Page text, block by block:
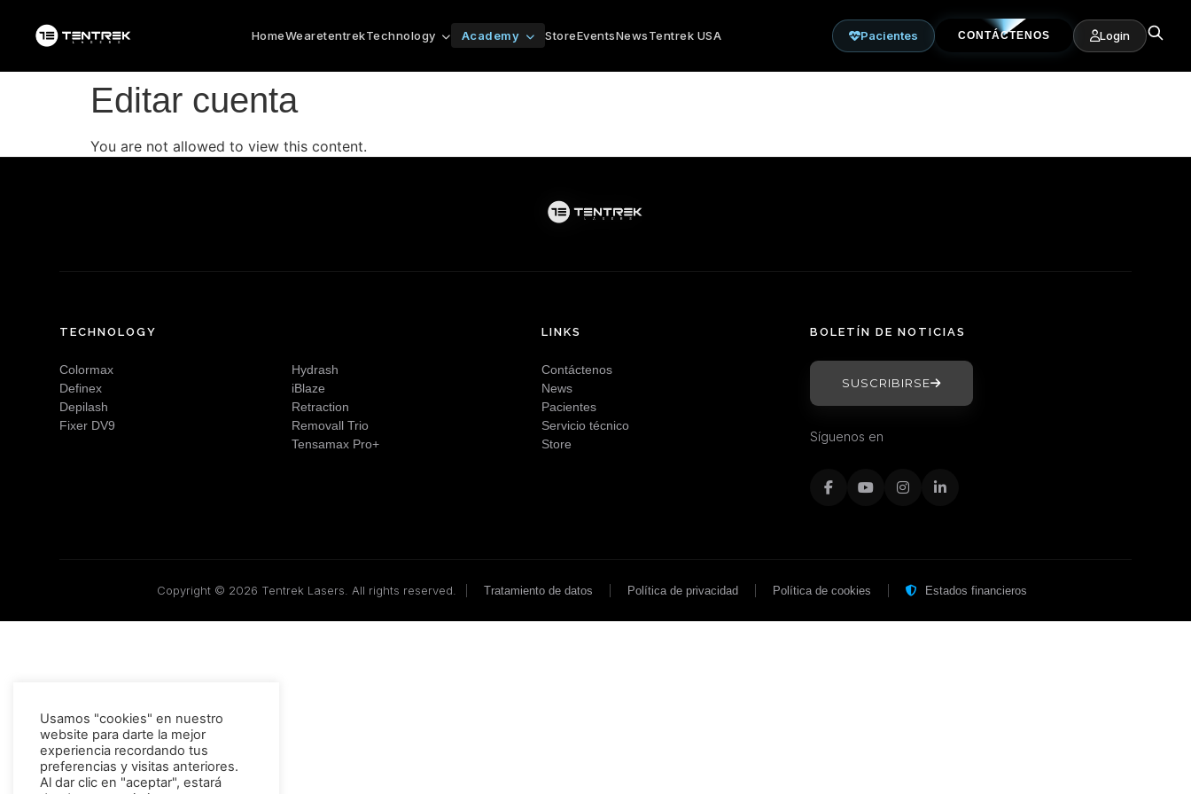
HomeWearetentrekTechnology Academy StoreEventsNewsTentrek USA Pacientes CONTÁCTENOS Login
Editar cuenta
You are not allowed to view this content.
TECHNOLOGY
Colormax
Definex
Depilash
Fixer DV9
Hydrash
iBlaze
Retraction
Removall Trio
Tensamax Pro+
LINKS
Contáctenos
News
Pacientes
Servicio técnico
Store
BOLETÍN DE NOTICIAS
SUSCRIBIRSE
Síguenos en
Copyright © 2026 Tentrek Lasers. All rights reserved. Tratamiento de datos Política de privacidad Política de cookies Estados financieros
Usamos "cookies" en nuestro
website para darte la mejor
experiencia recordando tus
preferencias y visitas anteriores.
Al dar clic en "aceptar", estará